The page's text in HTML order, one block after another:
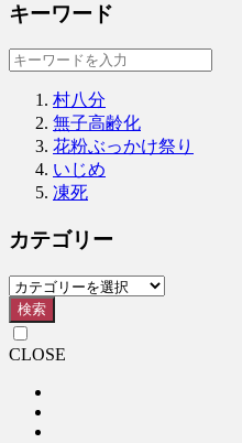
キーワード
村八分
無子高齢化
花粉ぶっかけ祭り
いじめ
凍死
カテゴリー
検索
CLOSE